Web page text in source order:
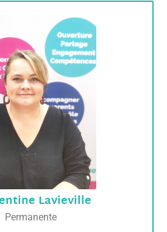
Lavieville
Permanente